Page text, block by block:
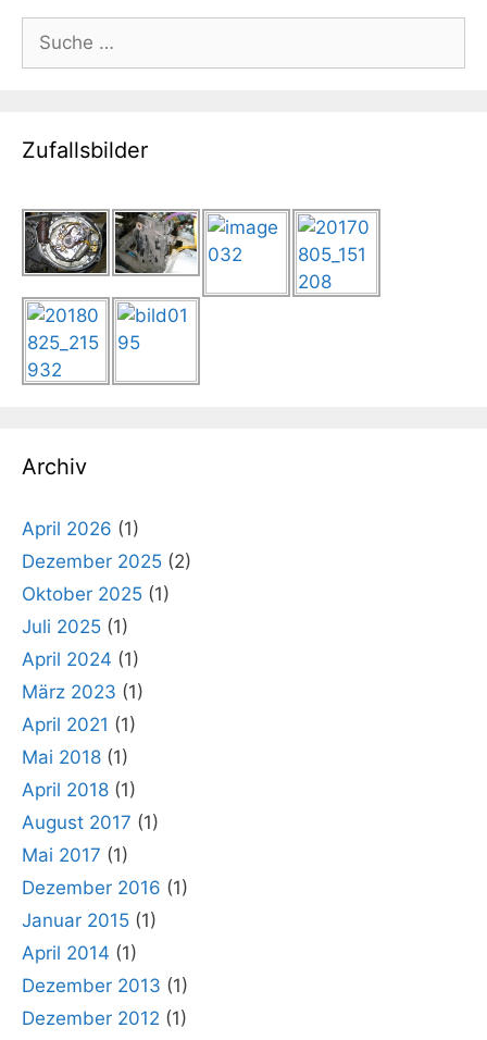
nach:
Zufallsbilder
Archiv
April 2026 (1)
Dezember 2025 (2)
Oktober 2025 (1)
Juli 2025 (1)
April 2024 (1)
März 2023 (1)
April 2021 (1)
Mai 2018 (1)
April 2018 (1)
August 2017 (1)
Mai 2017 (1)
Dezember 2016 (1)
Januar 2015 (1)
April 2014 (1)
Dezember 2013 (1)
Dezember 2012 (1)